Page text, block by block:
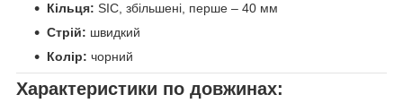
Кільця: SIC, збільшені, перше – 40 мм
Стрій: швидкий
Колір: чорний
Характеристики по довжинах: